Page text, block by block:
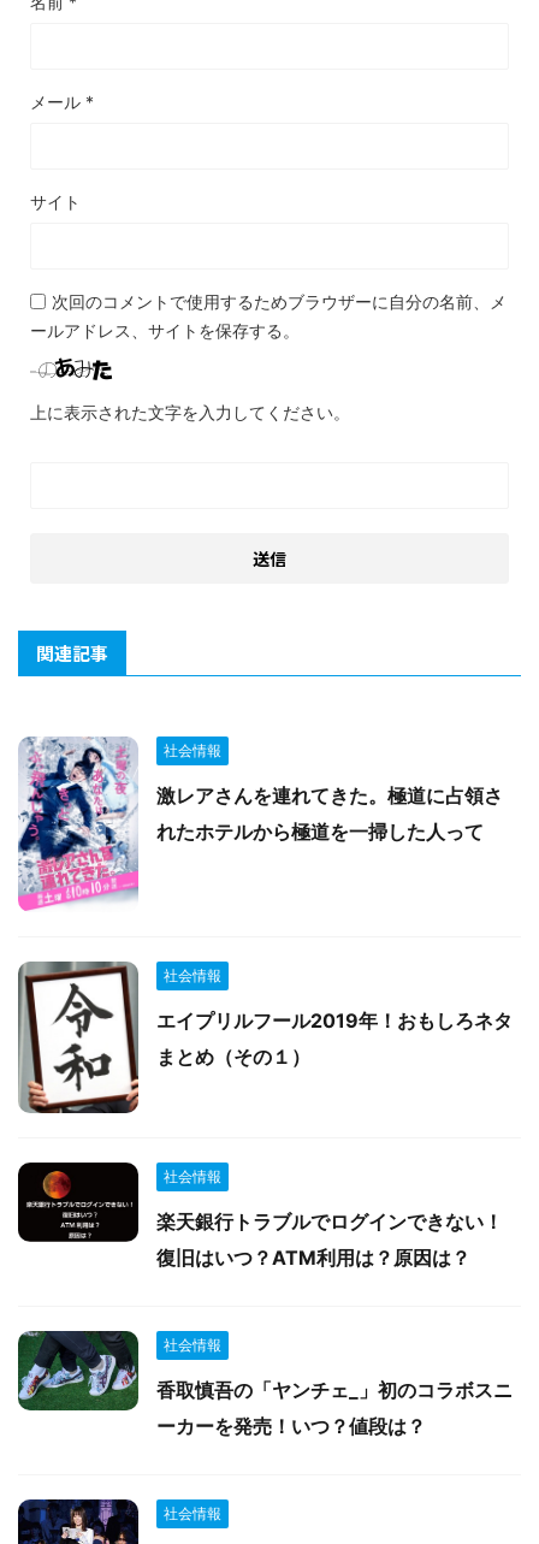
メール *
サイト
次回のコメントで使用するためブラウザーに自分の名前、メ
ールアドレス、サイトを保存する。
上に表示された文字を入力してください。
関連記事
社会情報
激レアさんを連れてきた。極道に占領さ
れたホテルから極道を一掃した人って
社会情報
エイプリルフール2019年！おもしろネタ
まとめ（その１）
社会情報
楽天銀行トラブルでログインできない！
復旧はいつ？ATM利用は？原因は？
社会情報
香取慎吾の「ヤンチェ_」初のコラボスニ
ーカーを発売！いつ？値段は？
社会情報